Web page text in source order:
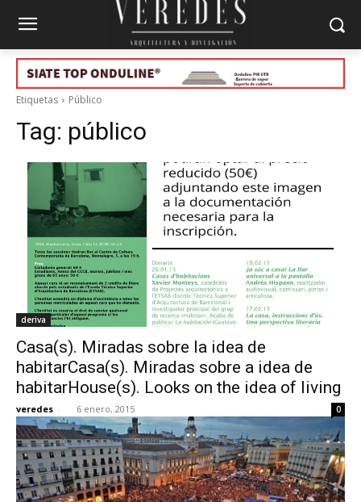
Etiquetas Público
Tag: público
deriva
Casa(s). Miradas sobre la idea de
habitarCasa(s). Miradas sobre a idea de
habitarHouse(s). Looks on the idea of living
veredes - 6 enero, 2015 0